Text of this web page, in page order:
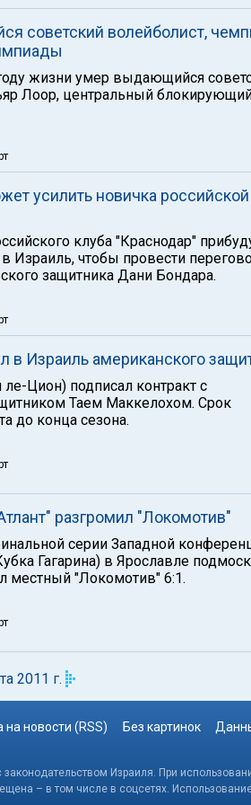
советский волейболист,
жизни умер выдающийся
Лоор, центральный
усилить новичка российской
клуба "Краснодар"
в Израиль, чтобы провести
защитника Дани Бондара.
в Израиль американского
Цион) подписал контракт с
Таем Маккелохом. Срок
до конца сезона.
разгромил "Локомотив"
серии Западной
Гагарина) в Ярославле
местный "Локомотив" 6:1.
2011 г.
на новости (RSS) Без картинок
Израиля. При
– в том числе в соцсетях.